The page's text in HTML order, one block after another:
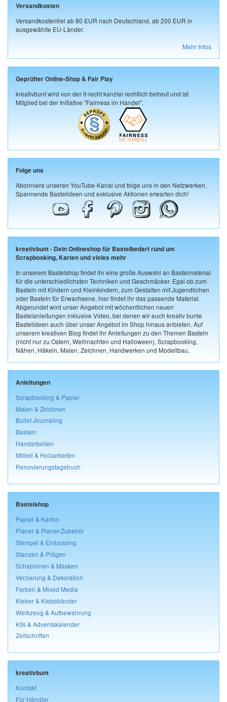
Versandkosten
Versandkostenfrei ab 80 EUR nach Deutschland, ab 200 EUR in
ausgewählte EU-Länder.
Mehr Infos
Geprüfter Online-Shop & Fair Play
kreativbunt wird von der it-recht kanzlei rechtlich betreut und ist
Mitglied bei der Initiative "Fairness im Handel".
Folge uns
Abonniere unseren YouTube-Kanal und folge uns in den Netzwerken.
Spannende Bastelideen und exklusive Aktionen erwarten dich!
kreativbunt - Dein Onlineshop für Bastelbedarf rund um
Scrapbooking, Karten und vieles mehr
In unserem Bastelshop findet ihr eine große Auswahl an Bastelmaterial
für die unterschiedlichsten Techniken und Geschmäcker. Egal ob zum
Basteln mit Kindern und Kleinkindern, zum Gestalten mit Jugendlichen
oder Basteln für Erwachsene, hier findet ihr das passende Material.
Abgerundet wird unser Angebot mit wöchentlichen neuen
Bastelanleitungen inklusive Video, bei denen wir euch kreativ bunte
Bastelideen auch über unser Angebot im Shop hinaus anbieten. Auf
unserem kreativen Blog findet ihr Anleitungen zu den Themen Basteln
(nicht nur zu Ostern, Weihnachten und Halloween), Scrapbooking,
Nähen, Häkeln, Malen, Zeichnen, Handwerken und Modellbau.
Anleitungen
Scrapbooking & Papier
Malen & Zeichnen
Bullet Journaling
Basteln
Handarbeiten
Möbel & Holzarbeiten
Renovierungstagebuch
Bastelshop
Papier & Karton
Planer & Planer-Zubehör
Stempel & Embossing
Stanzen & Prägen
Schablonen & Masken
Verzierung & Dekoration
Farben & Mixed Media
Kleber & Klebebänder
Werkzeug & Aufbewahrung
Kits & Adventskalender
Zeitschriften
kreativbunt
Kontakt
Für Händler